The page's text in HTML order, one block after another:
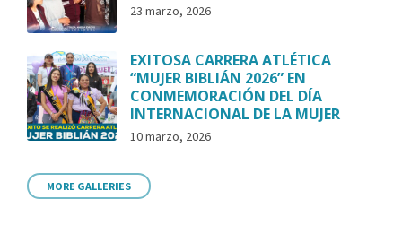
23 marzo, 2026
EXITOSA CARRERA ATLÉTICA
“MUJER BIBLIÁN 2026” EN
CONMEMORACIÓN DEL DÍA
INTERNACIONAL DE LA MUJER
10 marzo, 2026
MORE GALLERIES